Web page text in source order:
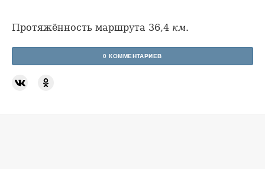
Протяжённость маршрута 36,4 км.
0 КОММЕНТАРИЕВ